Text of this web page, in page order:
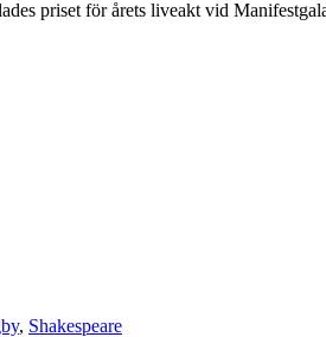
priset för årets liveakt vid
, Shakespeare